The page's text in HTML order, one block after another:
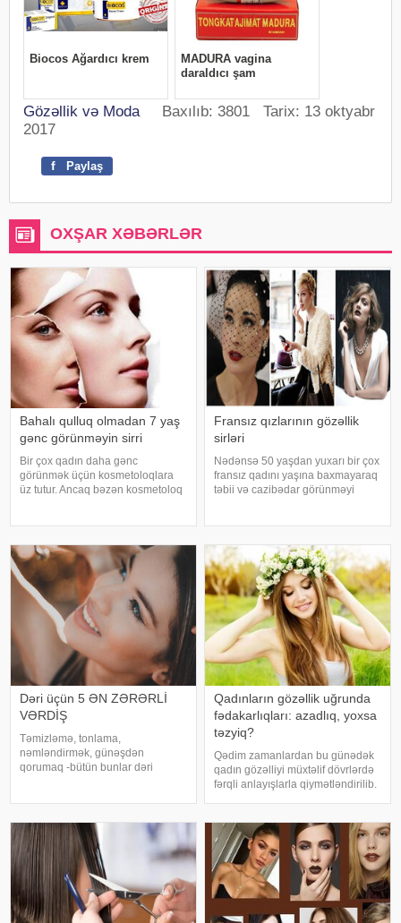
Gözəllik və Moda Baxılıb: 3801 Tarix: 13 oktyabr
2017
f Paylaş
OXŞAR XƏBƏRLƏR
Bahalı qulluq olmadan 7 yaş
gənc görünməyin sirri
Bir çox qadın daha gənc
görünmək üçün kosmetoloqlara
üz tutur. Ancaq bəzən kosmetoloq
yolla daha gənc görünmək
mümkündür. Onlara əməl etsəniz
Fransız qızlarının gözəllik
sirləri
Nədənsə 50 yaşdan yuxarı bir çox
fransız qadını yaşına baxmayaraq
təbii və cazibədar görünməyi
Bunun arxasında isə illərlə
formalaşmı
Dəri üçün 5 ƏN ZƏRƏRLİ
VƏRDİŞ
Təmizləmə, tonlama,
nəmləndirmək, günəşdən
qorumaq -bütün bunlar dəri
pis vərdişin olmasıdır: . 1. Gecə
yatmadan əvvəl dərini
Qadınların gözəllik uğrunda
fədakarlıqları: azadlıq, yoxsa
təzyiq?
Qədim zamanlardan bu günədək
qadın gözəlliyi müxtəlif dövrlərdə
fərqli anlayışlarla qiymətləndirilib.
bədənlərinə, zahiri görünüşlərinə
və şəxsi seçimlərinə münasibətin